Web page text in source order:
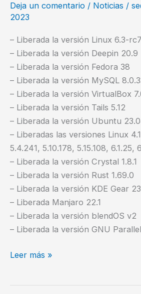
Deja un comentario / Noticias /
2023
– Liberada la versión Linux 6.3-rc7
– Liberada la versión Deepin 20.9
– Liberada la versión Fedora 38
– Liberada la versión MySQL
– Liberada la versión VirtualBox
– Liberada la versión Tails 5.12
– Liberada la versión Ubuntu
– Liberadas las versiones Linux
5.4.241, 5.10.178, 5.15.108, 6.1.25,
– Liberada la versión Crystal 1.8.1
– Liberada la versión Rust 1.69.0
– Liberada la versión KDE Gear
– Liberada Manjaro 22.1
– Liberada la versión blendOS v2
– Liberada la versión GNU
Noticias
Leer más »